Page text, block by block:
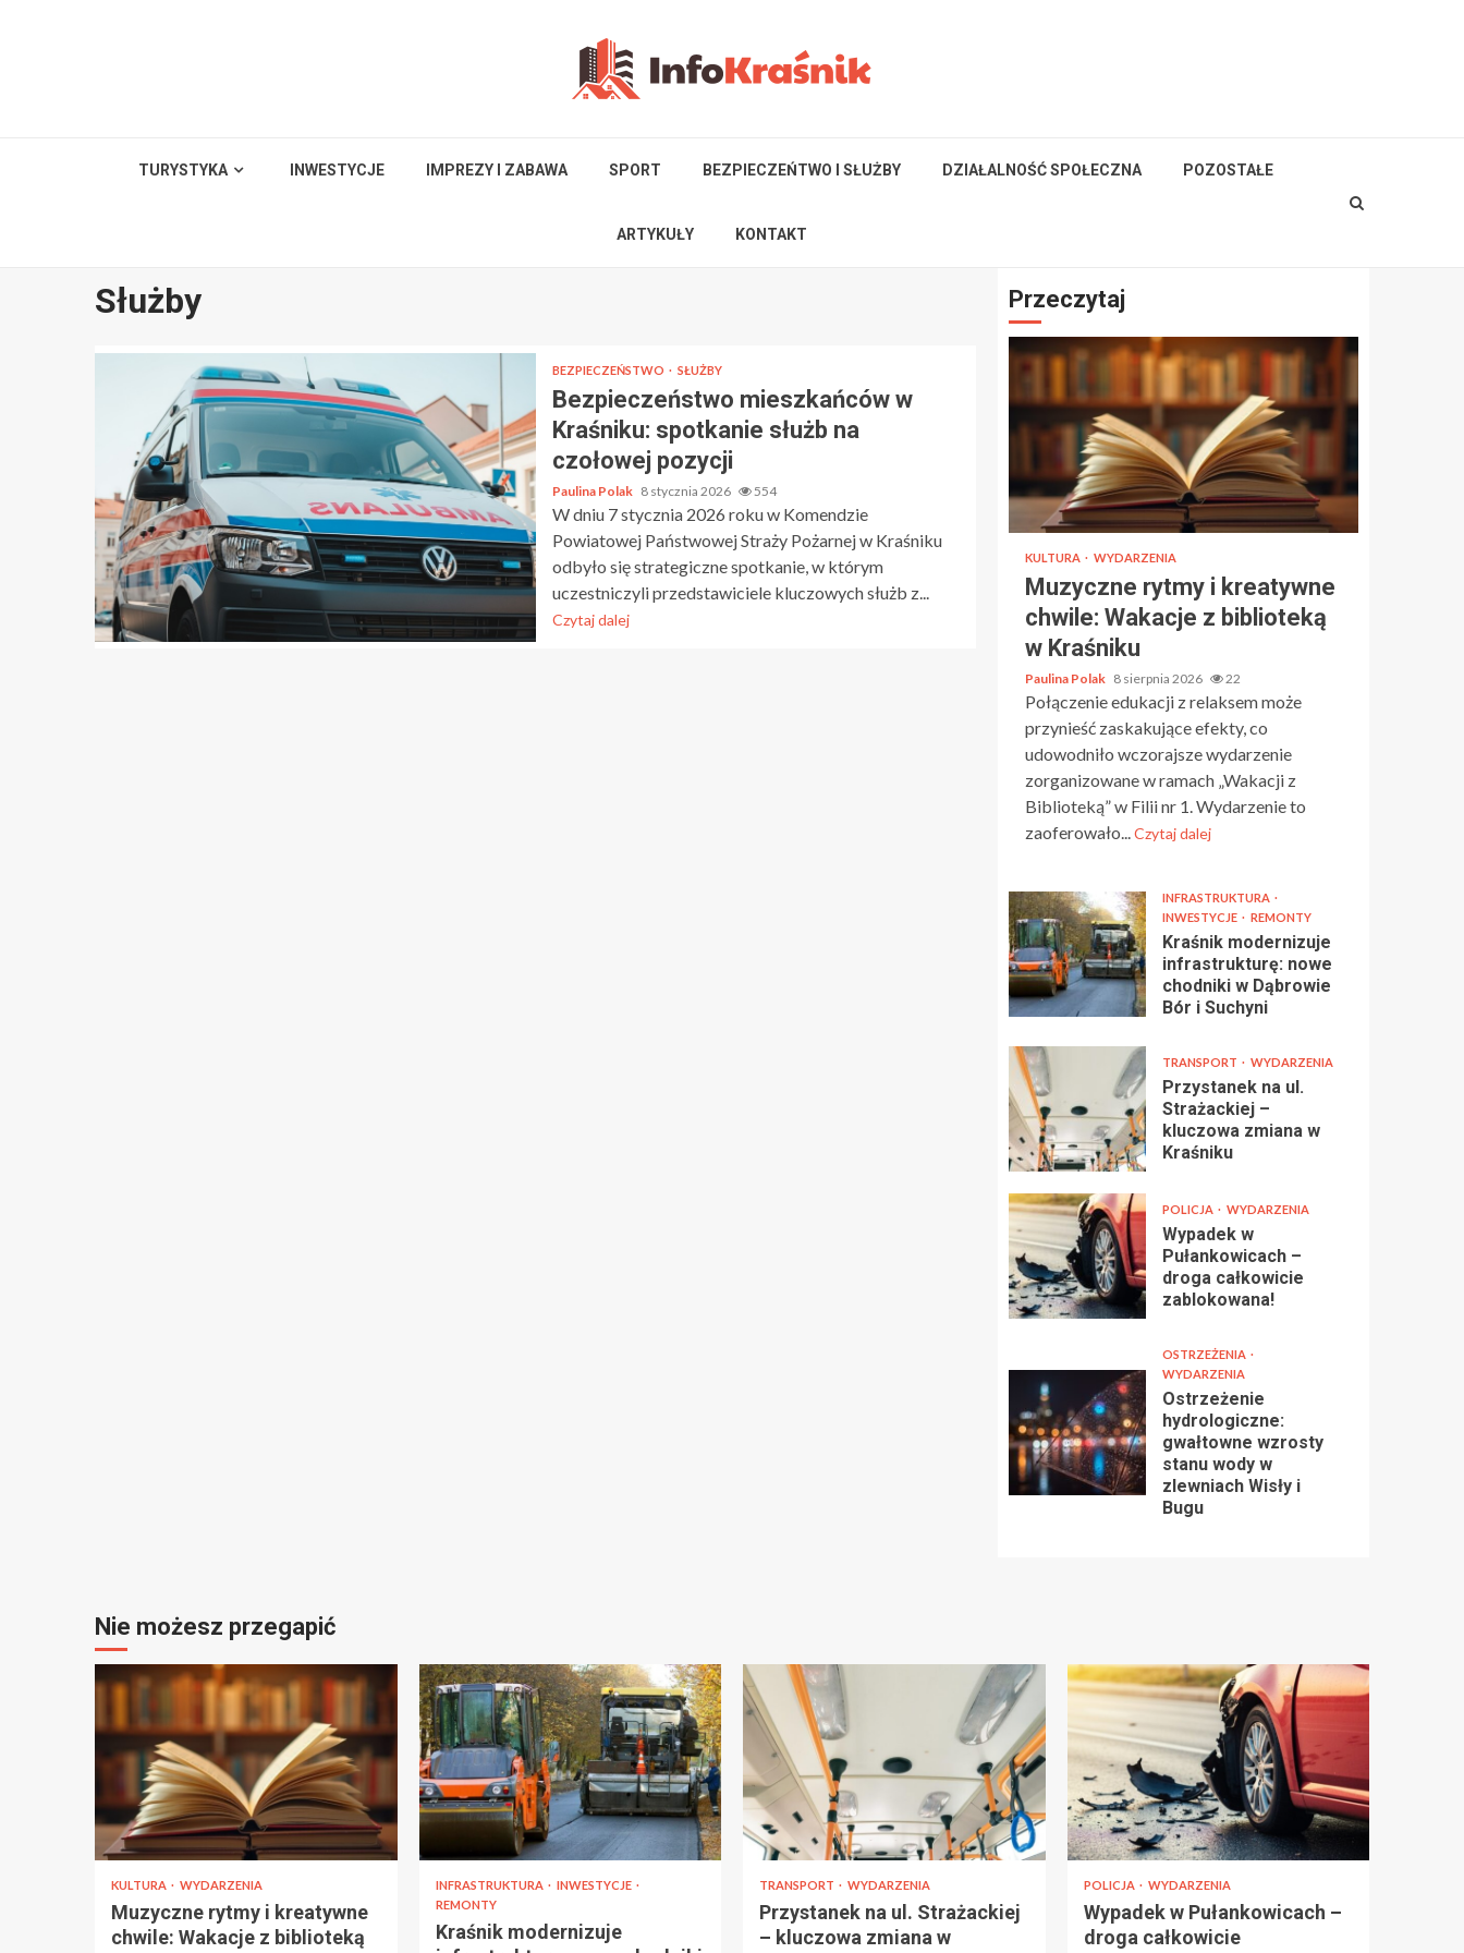
TURYSTYKA INWESTYCJE IMPREZY I ZABAWA SPORT BEZPIECZEŃTWO I SŁUŻBY DZIAŁALNOŚĆ SPOŁECZNA POZOSTAŁE
ARTYKUŁY KONTAKT
Służby
BEZPIECZEŃSTWO SŁUŻBY
Bezpieczeństwo mieszkańców w
Kraśniku: spotkanie służb na
czołowej pozycji
Paulina Polak 8 stycznia 2026 554
W dniu 7 stycznia 2026 roku w Komendzie
Powiatowej Państwowej Straży Pożarnej w Kraśniku
odbyło się strategiczne spotkanie, w którym
uczestniczyli przedstawiciele kluczowych służb z...
Czytaj dalej
Przeczytaj
KULTURA WYDARZENIA
Muzyczne rytmy i kreatywne
chwile: Wakacje z biblioteką
w Kraśniku
Paulina Polak 8 sierpnia 2026 22
Połączenie edukacji z relaksem może
przynieść zaskakujące efekty, co
udowodniło wczorajsze wydarzenie
zorganizowane w ramach „Wakacji z
Biblioteką” w Filii nr 1. Wydarzenie to
zaoferowało...Czytaj dalej
INFRASTRUKTURA
INWESTYCJE
REMONTY
Kraśnik modernizuje
infrastrukturę: nowe
chodniki w Dąbrowie
Bór i Suchyni
TRANSPORT WYDARZENIA
Przystanek na ul.
Strażackiej –
kluczowa zmiana w
Kraśniku
POLICJA WYDARZENIA
Wypadek w
Pułankowicach –
droga całkowicie
zablokowana!
OSTRZEŻENIA
WYDARZENIA
Ostrzeżenie
hydrologiczne:
gwałtowne wzrosty
stanu wody w
zlewniach Wisły i
Bugu
Nie możesz przegapić
KULTURA WYDARZENIA
Muzyczne rytmy i kreatywne
chwile: Wakacje z biblioteką
INFRASTRUKTURA
INWESTYCJE
REMONTY
Kraśnik modernizuje
TRANSPORT WYDARZENIA
Przystanek na ul. Strażackiej
– kluczowa zmiana w
POLICJA WYDARZENIA
Wypadek w Pułankowicach –
droga całkowicie